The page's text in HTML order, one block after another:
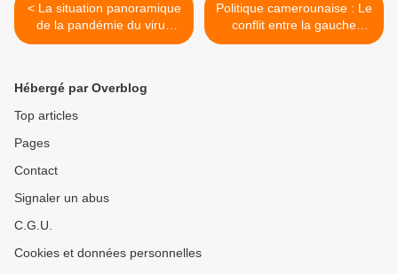
< La situation panoramique
de la pandémie du virus
chinois cette semaine
Politique camerounaise : Le
conflit entre la gauche
historique et les néolibéraux
Hébergé par Overblog
Top articles
Pages
Contact
Signaler un abus
C.G.U.
Cookies et données personnelles